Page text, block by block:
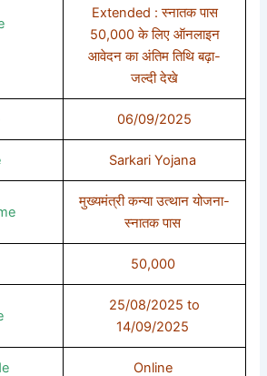
Extended : स्नातक पास
50,000 के लिए ऑनलाइन
आवेदन का अंतिम तिथि बढ़ा-
जल्दी देखे
06/09/2025
Sarkari Yojana
मुख्यमंत्री कन्या उत्थान योजना-
स्नातक पास
50,000
25/08/2025 to
14/09/2025
Online